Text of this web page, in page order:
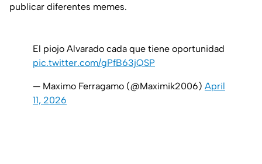
publicar diferentes memes.
El piojo Alvarado cada que tiene oportunidad
pic.twitter.com/gPfB63jQSP
— Maximo Ferragamo (@Maximik2006) April
11, 2026